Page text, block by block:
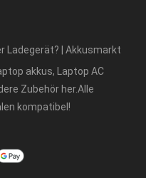
Ladegerät? | Akkusmarkt
akkus, Laptop AC
Zubehör her.Alle
kompatibel!